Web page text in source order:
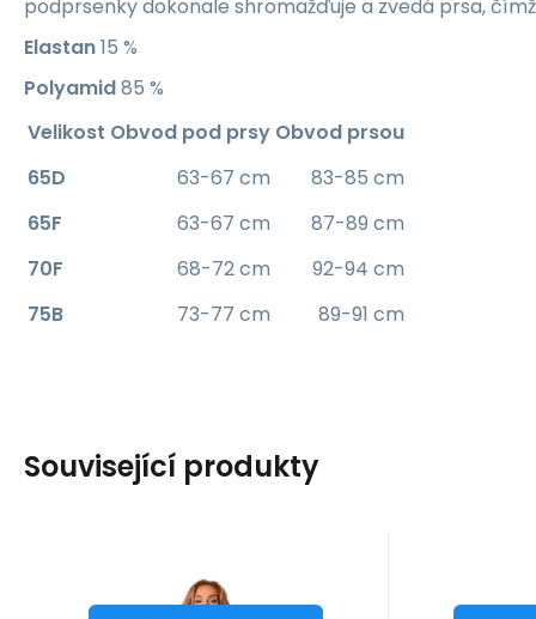
podprsenky dokonale shromažďuje a zvedá prsa,
Elastan15 %
Polyamid85 %
Velikost Obvod pod prsy Obvod prsou
65D
63-67 cm
83-85 cm
65F
63-67 cm
87-89 cm
70F
68-72 cm
92-94 cm
75B
73-77 cm 89-91 cm
Související produkty
Výjimečný set Bella
i10_P62159
Kód dod.:1210004492742
Záruka2 roky
od1 299Kč
Skladem - expedice ihned
M/L
XL/2XL XS/S